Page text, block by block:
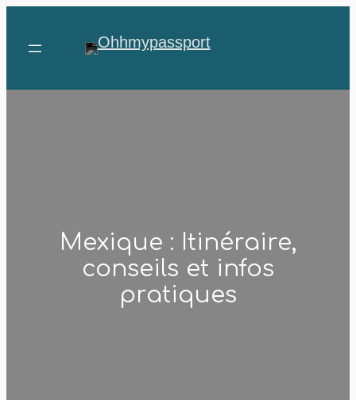
contenu
Mexique : Itinéraire,
conseils et infos
pratiques